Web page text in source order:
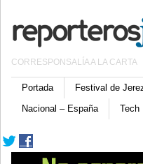
CORRESPONSALÍA A LA CARTA
Portada Festival de
Nacional – España
Tech